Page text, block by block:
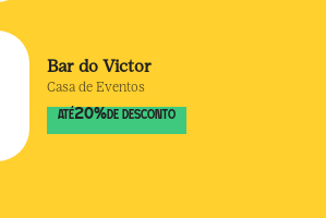
Bar do Victor
Casa de Eventos
ATÉ20% DE DESCONTO